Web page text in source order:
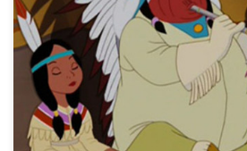
Plemiona Indian z reguły raczej nie
marihuany, ale dwa z nich uznają, że
spróbować. Takie informacje pojawiają
roku po notce Departamentu
wynika, że władze federalne nie
uprawie marihuany na ziemiach
[…]